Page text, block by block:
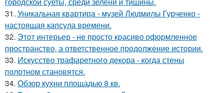
31. Уникальная квартира - музей Людмилы Гурченко -
настоящая капсула времени.
32. Этот интерьер - не просто красиво оформленное
пространство, а ответственное продолжение истории.
33. Искусство трафаретного декора - когда стены
полотном становятся.
34. Обзор кухни площадью 8 кв.